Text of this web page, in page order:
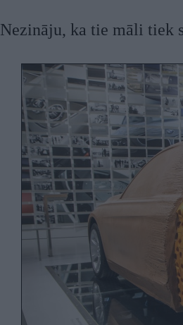
Nezināju, ka tie māli tiek